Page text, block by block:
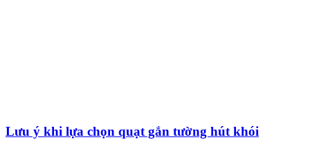
Lưu ý khi lựa chọn quạt gắn tường hút khói